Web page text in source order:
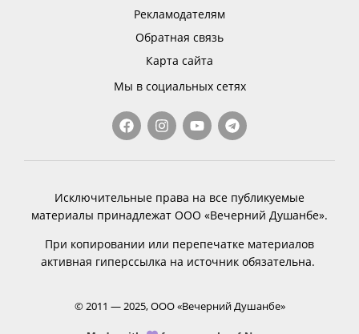
Рекламодателям
Обратная связь
Карта сайта
Мы в социальных сетях
Исключительные права на все публикуемые
материалы принадлежат ООО «Вечерний Душанбе».
При копировании или перепечатке материалов
активная гиперссылка на источник обязательна.
© 2011 — 2025, ООО «Вечерний Душанбе»